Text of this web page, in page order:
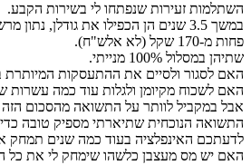
השתלמות זעירות שנפתחו לי בשירות הקבע.
במשך 3.5 שנים הן הכפילו את גודלן,
פחות מ-170 שקל (לא אלש"ח).
שתיהן במסלול 100% מנייתי.
האם לסגור ולסיים את ההתעסקות המיותרת
האם לשכוח מקיומן ולגלות עוד כמה עשרות
אבל במקביל לוותר על התשואה מהסכום
התשואה הנוכחית שתיארתי מספיק טובה
לדעתכם האינפלציה בעוד כמה שנים תמחק
האם יש מס מעצבן כלשהו שימחק לי את כל